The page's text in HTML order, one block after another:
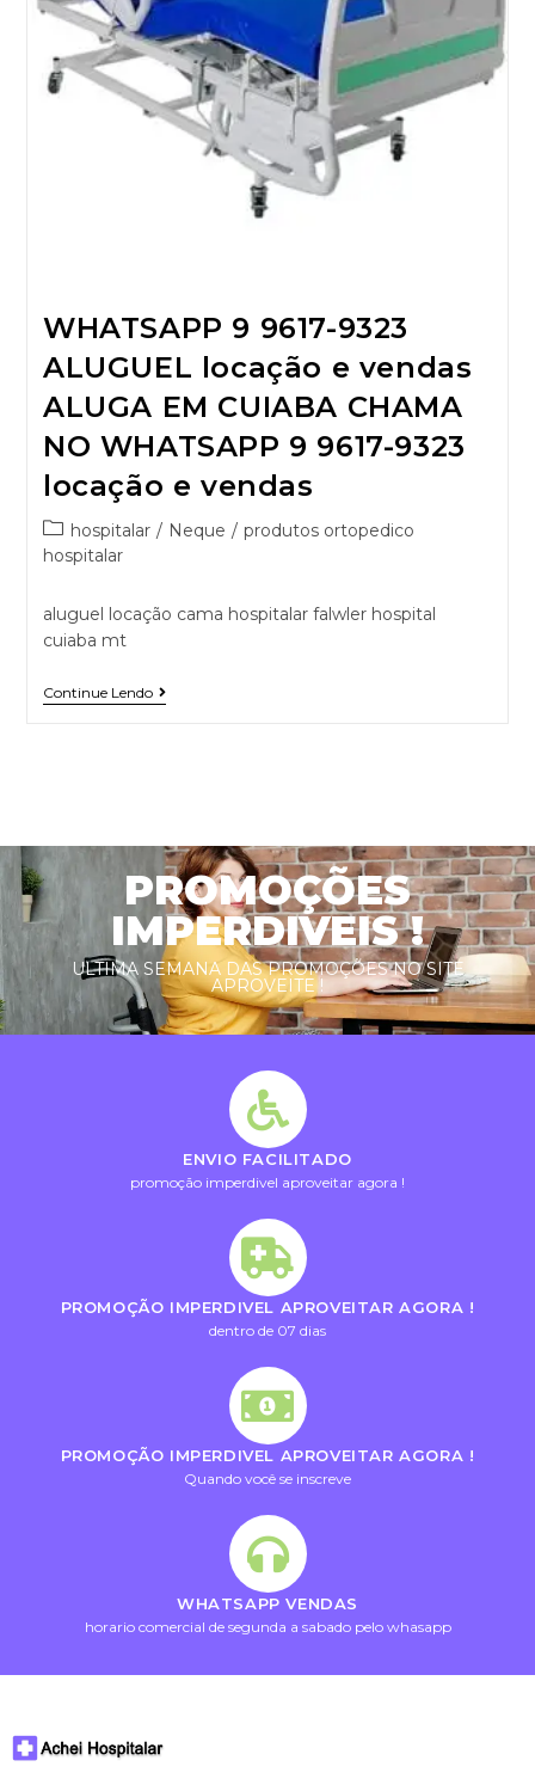
WHATSAPP 9 9617-9323
ALUGUEL locação e vendas
ALUGA EM CUIABA CHAMA
NO WHATSAPP 9 9617-9323
locação e vendas
hospitalar / Neque / produtos ortopedico
hospitalar
aluguel locação cama hospitalar falwler hospital
cuiaba mt
Continue Lendo
PROMOÇÕES
IMPERDIVEIS !
ULTIMA SEMANA DAS PROMOÇÕES NO SITE
APROVEITE !
ENVIO FACILITADO
promoção imperdivel aproveitar agora !
PROMOÇÃO IMPERDIVEL APROVEITAR AGORA !
dentro de 07 dias
PROMOÇÃO IMPERDIVEL APROVEITAR AGORA !
Quando você se inscreve
WHATSAPP VENDAS
horario comercial de segunda a sabado pelo whasapp